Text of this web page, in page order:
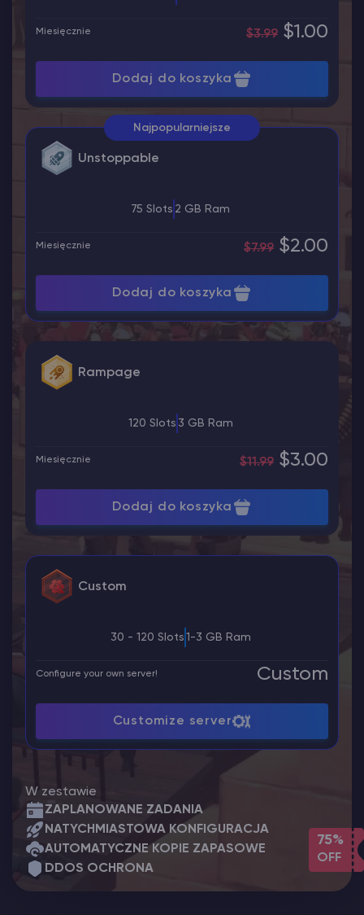
75%
OFF
Miesięcznie $3.99 $1.00
Dodaj do koszyka
Najpopularniejsze
Unstoppable
75 Slots 2 GB Ram
Miesięcznie $7.99 $2.00
Dodaj do koszyka
Rampage
120 Slots 3 GB Ram
Miesięcznie $11.99 $3.00
Dodaj do koszyka
Custom
30 - 120 Slots 1-3 GB Ram
Configure your own server! Custom
Customize server
W zestawie
ZAPLANOWANE ZADANIA
NATYCHMIASTOWA KONFIGURACJA
AUTOMATYCZNE KOPIE ZAPASOWE
DDOS OCHRONA